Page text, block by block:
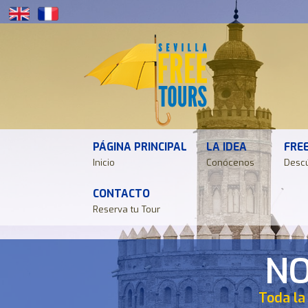
PÁGINA PRINCIPAL
Inicio
LA IDEA
Conócenos
CONTACTO
Reserva tu Tour
Toda
Toda
Toda
Toda
Toda